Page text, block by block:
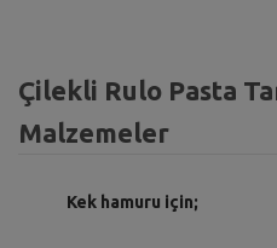
Çilekli Rulo Pasta
Malzemeler
Kek hamuru için;